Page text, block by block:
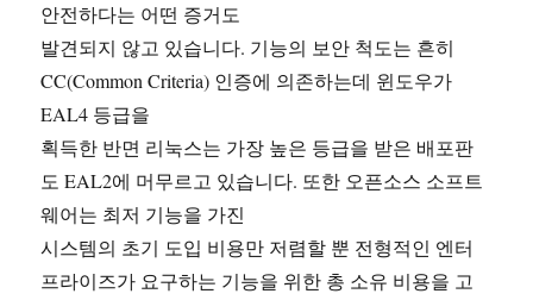
안전하다는 어떤 증거도
발견되지 않고 있습니다. 기능의 보안 척도는 흔히
CC(Common Criteria) 인증에 의존하는데 윈도우가
EAL4 등급을
획득한 반면 리눅스는 가장 높은 등급을 받은 배포판
도 EAL2에 머무르고 있습니다. 또한 오픈소스 소프트
웨어는 최저 기능을 가진
시스템의 초기 도입 비용만 저렴할 뿐 전형적인 엔터
프라이즈가 요구하는 기능을 위한 총 소유 비용을 고